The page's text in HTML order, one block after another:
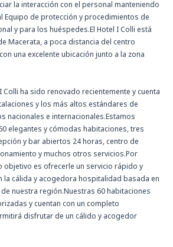
la interacción con el personal manteniendo
Equipo de protección y procedimientos de
y para los huéspedes.El Hotel I Colli está
Macerata, a poca distancia del centro
una excelente ubicación junto a la zona
Colli ha sido renovado recientemente y cuenta
y los más altos estándares de
nacionales e internacionales.Estamos
elegantes y cómodas habitaciones, tres
y bar abiertos 24 horas, centro de
y muchos otros servicios.Por
objetivo es ofrecerle un servicio rápido y
la cálida y acogedora hospitalidad basada en
nuestra región.Nuestras 60 habitaciones
y cuentan con un completo
disfrutar de un cálido y acogedor